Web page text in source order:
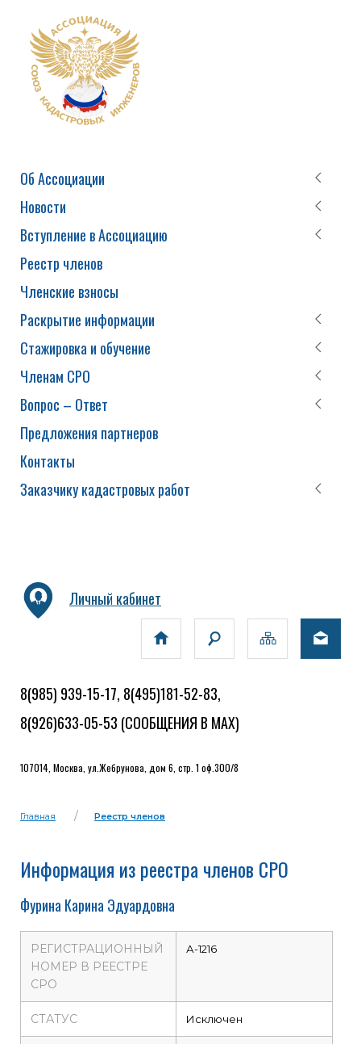
Об Ассоциации
Новости
Вступление в Ассоциацию
Реестр членов
Членские взносы
Раскрытие информации
Стажировка и обучение
Членам СРО
Вопрос – Ответ
Предложения партнеров
Контакты
Заказчику кадастровых работ
Личный кабинет
8(985) 939-15-17, 8(495)181-52-83,
8(926)633-05-53 (СООБЩЕНИЯ В MAX)
107014, Москва, ул.Жебрунова, дом 6, стр. 1 оф.300/8
Главная Реестр членов
Информация из реестра членов СРО
Фурина Карина Эдуардовна
РЕГИСТРАЦИОННЫЙ
НОМЕР В РЕЕСТРЕ
СРО
А-1216
СТАТУС Исключен